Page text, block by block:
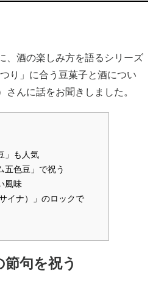
、酒の楽しみ方を語るシリーズ
り」に合う豆菓子と酒につい
んに話をお聞きしました。
」も人気
五色豆」で祝う
風味
イナ）」のロックで
句を祝う